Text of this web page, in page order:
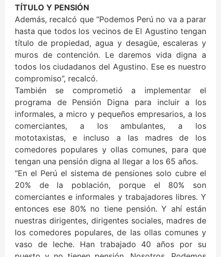
TÍTULO Y PENSIÓN
Además, recalcó que “Podemos Perú no va a parar
hasta que todos los vecinos de El Agustino tengan
título de propiedad, agua y desagüe, escaleras y
muros de contención. Le daremos vida digna a
todos los ciudadanos del Agustino. Ese es nuestro
compromiso”, recalcó.
También se comprometió a implementar el
programa de Pensión Digna para incluir a los
informales, a micro y pequeños empresarios, a los
comerciantes, a los ambulantes, a los
mototaxistas, e incluso a las madres de los
comedores populares y ollas comunes, para que
tengan una pensión digna al llegar a los 65 años.
“En el Perú el sistema de pensiones solo cubre el
20% de la población, porque el 80% son
comerciantes e informales y trabajadores libres. Y
entonces ese 80% no tiene pensión. Y ahí están
nuestras dirigentes, dirigentes sociales, madres de
los comedores populares, de las ollas comunes y
vaso de leche. Han trabajado 40 años por su